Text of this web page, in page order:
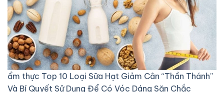
ẩm thực Top 10 Loại Sữa Hạt Giảm Cân “Thần Thánh”
Và Bí Quyết Sử Dụng Để Có Vóc Dáng Săn Chắc